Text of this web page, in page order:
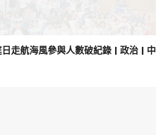
走航海風參與人數破紀錄 | 政治 | 中